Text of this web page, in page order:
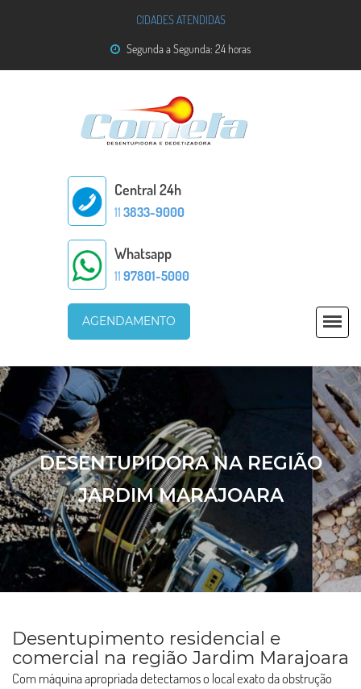
CIDADES ATENDIDAS
Segunda a Segunda: 24 horas
Central 24h
11 3833-9000
Whatsapp
11 97801-5000
AGENDAMENTO
DESENTUPIDORA NA REGIÃO
JARDIM MARAJOARA
Desentupimento residencial e
comercial na região Jardim Marajoara
Com máquina apropriada detectamos o local exato da obstrução